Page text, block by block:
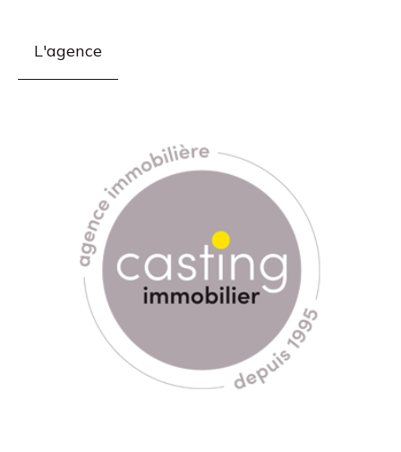
L'agence